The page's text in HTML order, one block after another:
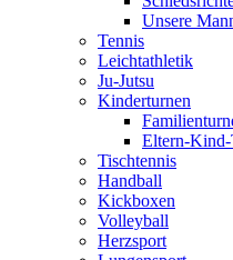
Unsere
Tennis
Leichtathletik
Ju-Jutsu
Kinderturnen
Eltern-Kind-
Tischtennis
Handball
Kickboxen
Volleyball
Herzsport